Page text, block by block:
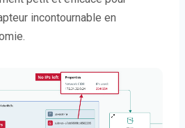
incontournable en